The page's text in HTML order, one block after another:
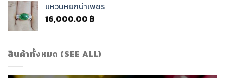
แหวนหยกบ่าเพชร
16,000.00 ฿
สินค้าทั้งหมด (SEE ALL)